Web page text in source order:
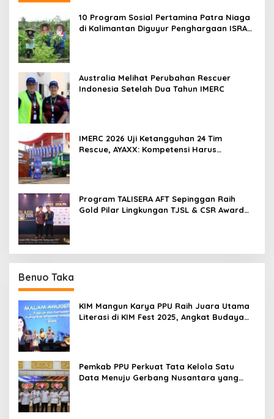
10 Program Sosial Pertamina Patra Niaga
di Kalimantan Diguyur Penghargaan ISRA
Australia Melihat Perubahan Rescuer
Indonesia Setelah Dua Tahun IMERC
IMERC 2026 Uji Ketangguhan 24 Tim
Rescue, AYAXX: Kompetensi Harus
Program TALISERA AFT Sepinggan Raih
Gold Pilar Lingkungan TJSL & CSR Award
Benuo Taka
KIM Mangun Karya PPU Raih Juara Utama
Literasi di KIM Fest 2025, Angkat Budaya
Pemkab PPU Perkuat Tata Kelola Satu
Data Menuju Gerbang Nusantara yang